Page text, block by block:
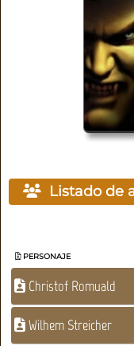
Listado de
PERSONAJE
Christof Romuald
Wilhem Streicher